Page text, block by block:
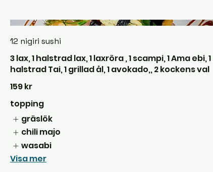
12 nigiri sushi
3 lax, 1 halstrad lax, 1 laxröra , 1 scampi, 1 Ama ebi, 1
halstrad Tai, 1 grillad ål, 1 avokado,, 2 kockens val
159 kr
topping
gräslök
chili majo
wasabi
Visa mer